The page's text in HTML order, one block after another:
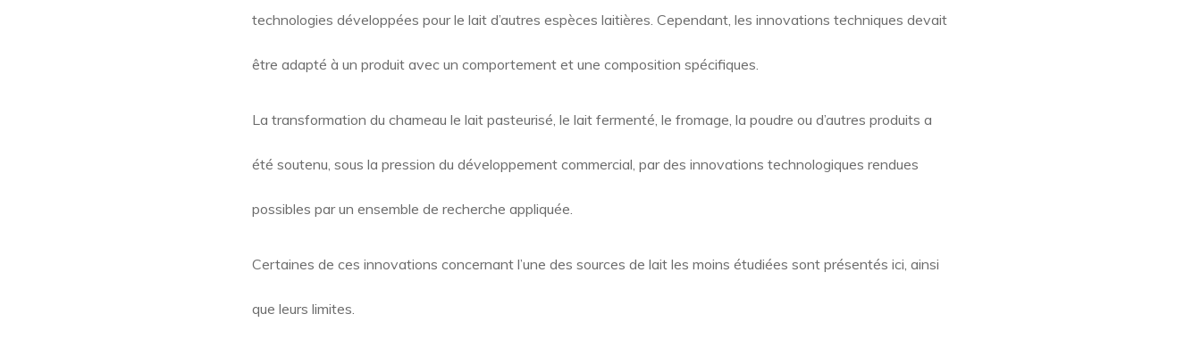
technologies développées pour le lait d’autres espèces laitières. Cependant, les innovations techniques devait
être adapté à un produit avec un comportement et une composition spécifiques.
La transformation du chameau le lait pasteurisé, le lait fermenté, le fromage, la poudre ou d’autres produits a
été soutenu, sous la pression du développement commercial, par des innovations technologiques rendues
possibles par un ensemble de recherche appliquée.
Certaines de ces innovations concernant l’une des sources de lait les moins étudiées sont présentés ici, ainsi
que leurs limites.